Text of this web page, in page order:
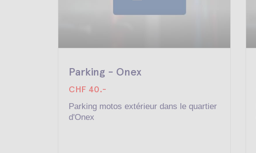
Parking - Onex
CHF 40.-
Parking motos extérieur dans le quartier
d'Onex